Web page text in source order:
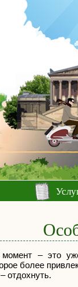
– это
более
отдохнуть.